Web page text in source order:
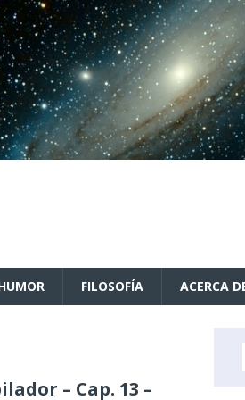
FILOSOFÍA ACERCA
– Cap. 13 –